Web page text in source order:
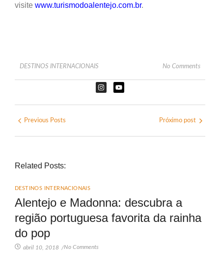
visite www.turismodoalentejo.com.br.
DESTINOS INTERNACIONAIS No Comments
Previous Posts Próximo post
Related Posts:
DESTINOS INTERNACIONAIS
Alentejo e Madonna: descubra a
região portuguesa favorita da rainha
do pop
abril 10, 2018 /No Comments